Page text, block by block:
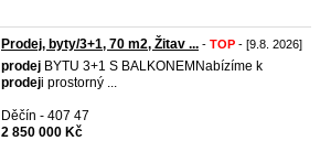
Prodej, byty/3+1, 70 m2, Žitav ... - TOP - [9.8. 2026]
prodej BYTU 3+1 S BALKONEMNabízíme k
prodeji prostorný ...
Děčín - 407 47
2 850 000 Kč